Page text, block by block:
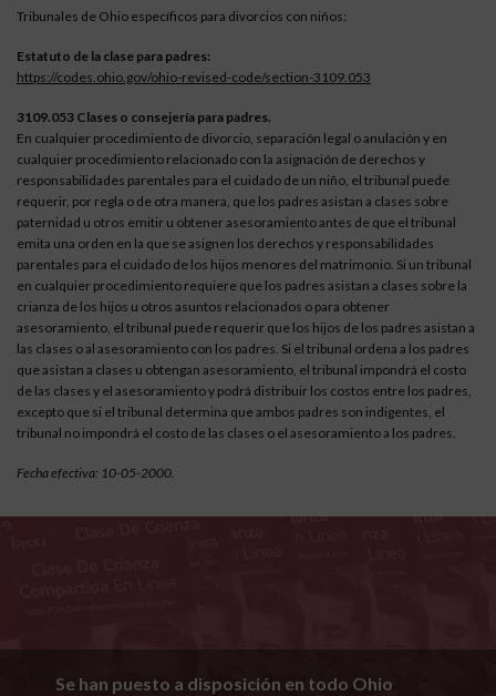
Tribunales de Ohio específicos para divorcios con niños:
Estatuto de la clase para padres:
https://codes.ohio.gov/ohio-revised-code/section-3109.053
3109.053 Clases o consejería para padres.
En cualquier procedimiento de divorcio, separación legal o anulación y en
cualquier procedimiento relacionado con la asignación de derechos y
responsabilidades parentales para el cuidado de un niño, el tribunal puede
requerir, por regla o de otra manera, que los padres asistan a clases sobre
paternidad u otros emitir u obtener asesoramiento antes de que el tribunal
emita una orden en la que se asignen los derechos y responsabilidades
parentales para el cuidado de los hijos menores del matrimonio. Si un tribunal
en cualquier procedimiento requiere que los padres asistan a clases sobre la
crianza de los hijos u otros asuntos relacionados o para obtener
asesoramiento, el tribunal puede requerir que los hijos de los padres asistan a
las clases o al asesoramiento con los padres. Si el tribunal ordena a los padres
que asistan a clases u obtengan asesoramiento, el tribunal impondrá el costo
de las clases y el asesoramiento y podrá distribuir los costos entre los padres,
excepto que si el tribunal determina que ambos padres son indigentes, el
tribunal no impondrá el costo de las clases o el asesoramiento a los padres.
Fecha efectiva: 10-05-2000.
Se han puesto a disposición en todo Ohio